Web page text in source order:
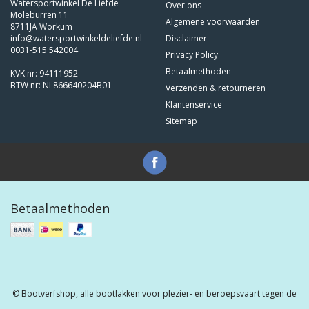
Watersportwinkel De Liefde
Moleburren 11
8711JA Workum
info@watersportwinkeldeliefde.nl
0031-515 542004
KVK nr: 94111952
BTW nr: NL866640204B01
Over ons
Algemene voorwaarden
Disclaimer
Privacy Policy
Betaalmethoden
Verzenden & retourneren
Klantenservice
Sitemap
Betaalmethoden
© Bootverfshop, alle bootlakken voor plezier- en beroepsvaart tegen de